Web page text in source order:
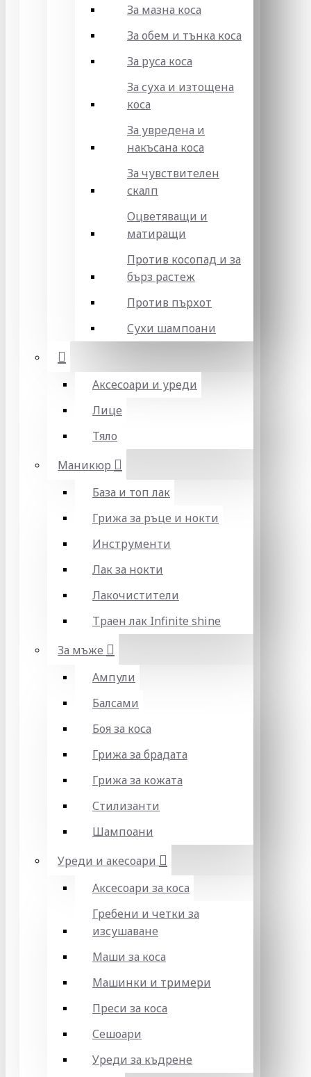
За мазна коса
За обем и тънка коса
За руса коса
За суха и изтощена
коса
За увредена и
накъсана коса
За чувствителен
скалп
Оцветяващи и
матиращи
Против косопад и за
бърз растеж
Против пърхот
Сухи шампоани
Аксесоари и уреди
Лице
Тяло
Маникюр
База и топ лак
Грижа за ръце и нокти
Инструменти
Лак за нокти
Лакочистители
Траен лак Infinite shine
За мъже
Ампули
Балсами
Боя за коса
Грижа за брадата
Грижа за кожата
Стилизанти
Шампоани
Уреди и акесоари
Аксесоари за коса
Гребени и четки за
изсушаване
Маши за коса
Машинки и тримери
Преси за коса
Сешоари
Уреди за къдрене